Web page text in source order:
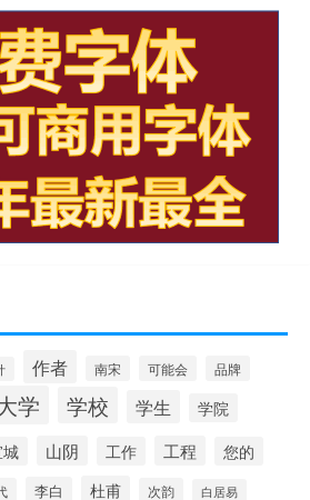
作者 南宋 可能会 品牌
学 学校 学生 学院
山阴 工作 工程 您的
李白 杜甫 次韵 白居易